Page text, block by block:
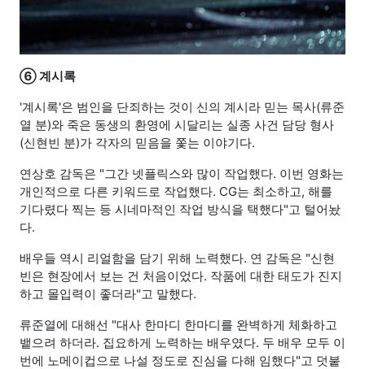
⑥ 계시록
'계시록'은 범인을 단죄하는 것이 신의 계시라 믿는 목사(류준
열 분)와 죽은 동생의 환영에 시달리는 실종 사건 담당 형사
(신현빈 분)가 각자의 믿음을 쫓는 이야기다.
연상호 감독은 "그간 넷플릭스와 많이 작업했다. 이번 영화는
개인적으로 다른 키워드로 작업했다. CG는 최소하고, 해를
기다렸다 찍는 등 시네마적인 작업 방식을 택했다"고 털어놨
다.
배우들 역시 리얼함을 담기 위해 노력했다. 연 감독은 "신현
빈은 현장에서 보는 건 처음이었다. 작품에 대한 태도가 진지
하고 몰입력이 좋더라"고 말했다.
류준열에 대해선 "대사 한마디 한마디를 완벽하게 체화하고
뱉으려 하더라. 집요하게 노력하는 배우였다. 두 배우 모두 이
번에 노메이컵으로 나설 정도로 진심을 다해 임했다"고 덧붙